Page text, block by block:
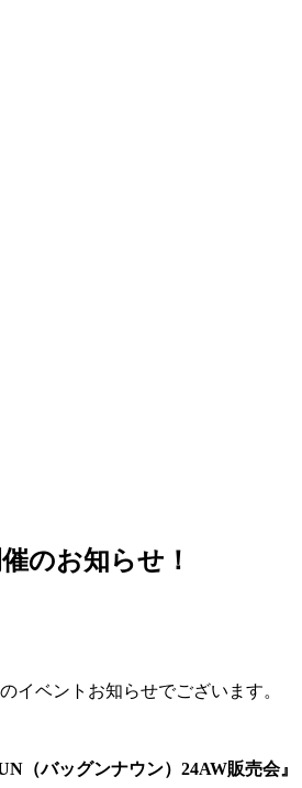
のお知らせ！
イベントお知らせでございます。
（バッグンナウン）24AW販売会』